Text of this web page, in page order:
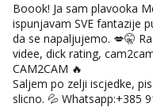
Boook! Ja sam plavooka
ispunjavam SVE fantazije
da se napaljujemo. 💋🤫
videe, dick rating,
CAM2CAM 🔥
Saljem po zelji iscjedke,
slicno. 💦 Whatsapp:+385